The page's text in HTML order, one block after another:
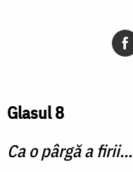
Glasul 8
Ca o pârgă a firii...